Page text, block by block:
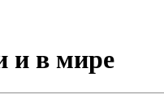
и в мире